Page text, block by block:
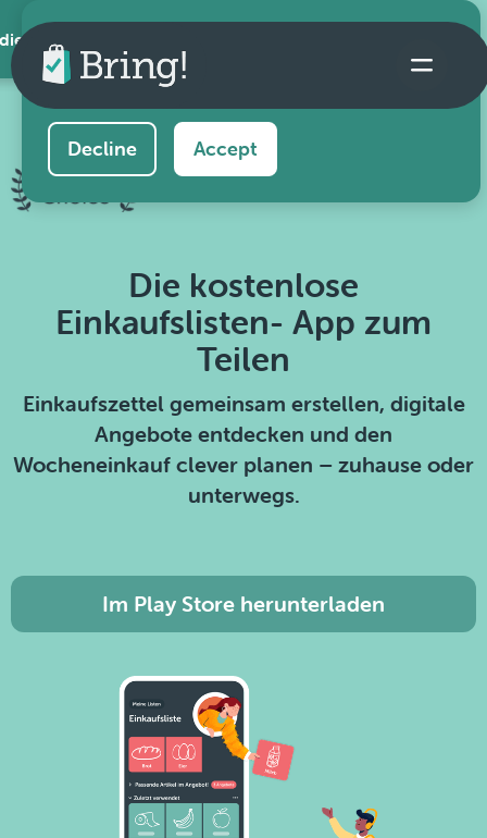
AppThis website uses cookies to ensure you get the
best experience on our website.
Decline Accept
Die kostenlose
Einkaufslisten- App zum
Teilen
Einkaufszettel gemeinsam erstellen, digitale
Angebote entdecken und den
Wocheneinkauf clever planen – zuhause oder
unterwegs.
Im Play Store herunterladen